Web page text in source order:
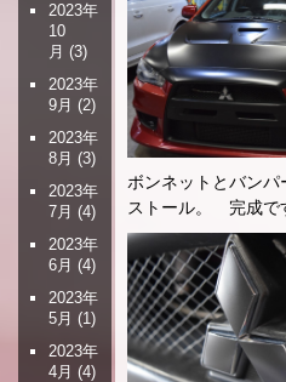
ボンネットとバンパ
ストール。 完成で
2023年
10
月 (3)
2023年
9月 (2)
2023年
8月 (3)
2023年
7月 (4)
2023年
6月 (4)
2023年
5月 (1)
2023年
4月 (4)